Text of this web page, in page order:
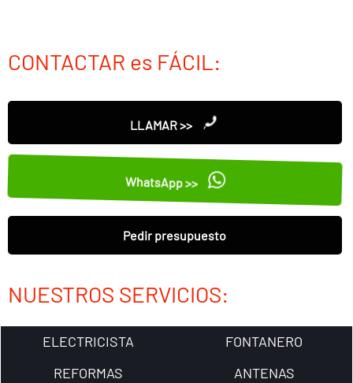
CONTACTAR es FÁCIL:
LLAMAR >>
WhatsApp >>
Pedir presupuesto
NUESTROS SERVICIOS:
ELECTRICISTA
FONTANERO
REFORMAS
ANTENAS